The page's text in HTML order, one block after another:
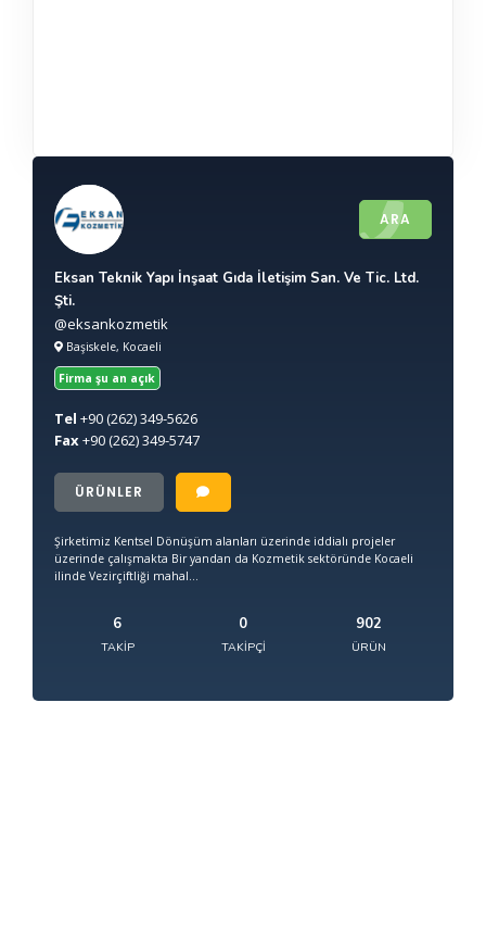
ARA
Eksan Teknik Yapı İnşaat Gıda İletişim San. Ve Tic. Ltd.
Şti.
@eksankozmetik
Başiskele, Kocaeli
Firma şu an açık
Tel +90(262) 349-5626
Fax+90(262) 349-5747
ÜRÜNLER
Şirketimiz Kentsel Dönüşüm alanları üzerinde iddialı projeler
üzerinde çalışmakta Bir yandan da Kozmetik sektöründe Kocaeli
ilinde Vezirçiftliği mahal...
6
TAKIP
0
TAKIPÇI
902
ÜRÜN